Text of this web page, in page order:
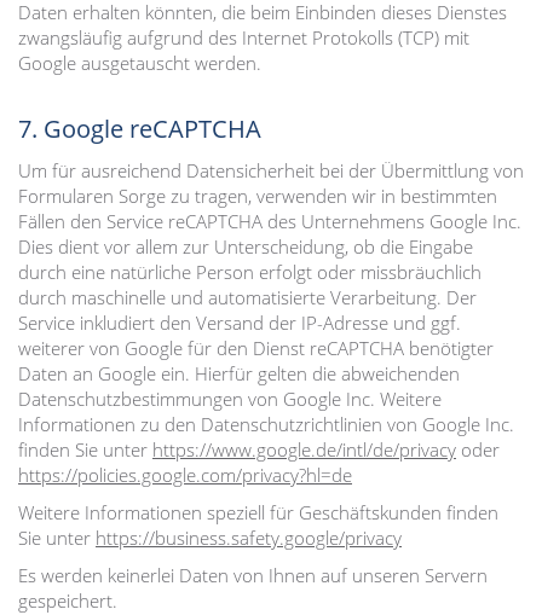
Daten erhalten könnten, die beim Einbinden dieses Dienstes
zwangsläufig aufgrund des Internet Protokolls (TCP) mit
Google ausgetauscht werden.
7. Google reCAPTCHA
Um für ausreichend Datensicherheit bei der Übermittlung von
Formularen Sorge zu tragen, verwenden wir in bestimmten
Fällen den Service reCAPTCHA des Unternehmens Google Inc.
Dies dient vor allem zur Unterscheidung, ob die Eingabe
durch eine natürliche Person erfolgt oder missbräuchlich
durch maschinelle und automatisierte Verarbeitung. Der
Service inkludiert den Versand der IP-Adresse und ggf.
weiterer von Google für den Dienst reCAPTCHA benötigter
Daten an Google ein. Hierfür gelten die abweichenden
Datenschutzbestimmungen von Google Inc. Weitere
Informationen zu den Datenschutzrichtlinien von Google Inc.
finden Sie unter https://www.google.de/intl/de/privacy oder
https://policies.google.com/privacy?hl=de
Weitere Informationen speziell für Geschäftskunden finden
Sie unter https://business.safety.google/privacy
Es werden keinerlei Daten von Ihnen auf unseren Servern
gespeichert.